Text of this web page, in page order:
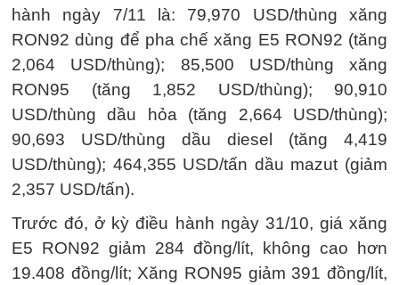
hành ngày 7/11 là: 79,970 USD/thùng xăng
RON92 dùng để pha chế xăng E5 RON92 (tăng
2,064 USD/thùng); 85,500 USD/thùng xăng
RON95 (tăng 1,852 USD/thùng); 90,910
USD/thùng dầu hỏa (tăng 2,664 USD/thùng);
90,693 USD/thùng dầu diesel (tăng 4,419
USD/thùng); 464,355 USD/tấn dầu mazut (giảm
2,357 USD/tấn).
Trước đó, ở kỳ điều hành ngày 31/10, giá xăng
E5 RON92 giảm 284 đồng/lít, không cao hơn
19.408 đồng/lít; Xăng RON95 giảm 391 đồng/lít,